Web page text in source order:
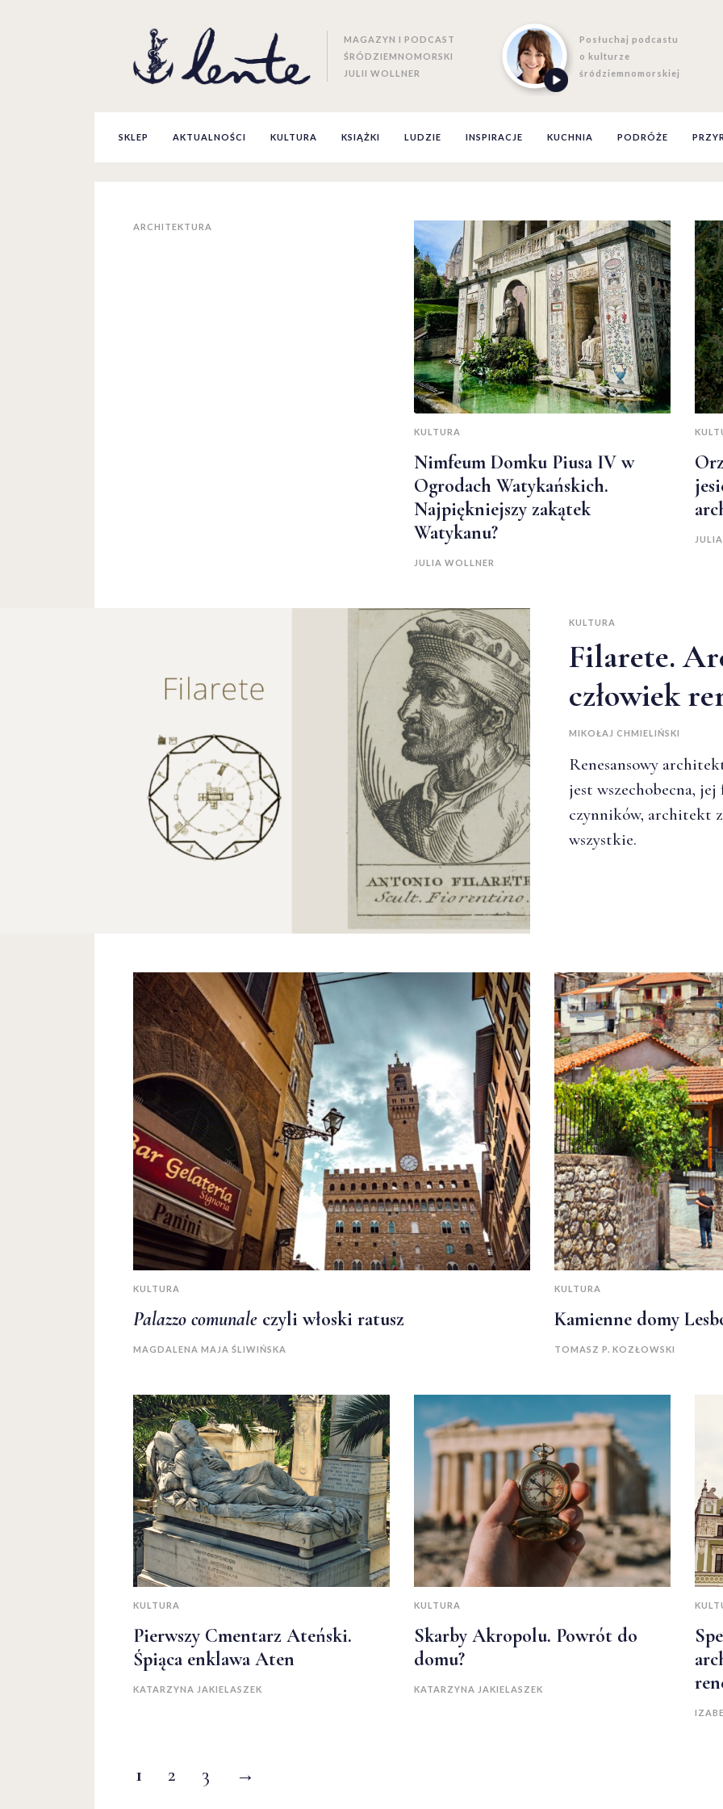
MAGAZYN I PODCAST
ŚRÓDZIEMNOMORSKI
JULII WOLLNER
Posłuchaj podcastu
o kulturze
śródziemnomorskiej
SKLEP AKTUALNOŚCI KULTURA KSIĄŻKI LUDZIE INSPIRACJE KUCHNIA PODRÓŻE
ARCHITEKTURA
KULTURA
Nimfeum Domku Piusa IV w
Ogrodach Watykańskich.
Najpiękniejszy zakątek
Watykanu?
JULIA WOLLNER
KULTURA
Filarete.
człowiek
MIKOŁAJ CHMIELIŃSKI
Renesansowy
jest wszechobecna,
czynników, architekt
wszystkie.
KULTURA
Palazzo comunale czyli włoski ratusz
MAGDALENA MAJA ŚLIWIŃSKA
KULTURA
Kamienne domy
TOMASZ P. KOZŁOWSKI
KULTURA
Pierwszy Cmentarz Ateński.
Śpiąca enklawa Aten
KATARZYNA JAKIELASZEK
KULTURA
Skarby Akropolu. Powrót do
domu?
KATARZYNA JAKIELASZEK
1 2 3 →